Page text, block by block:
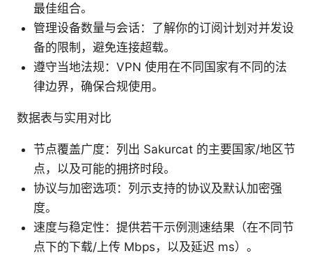
最佳组合。
管理设备数量与会话：了解你的订阅计划对并发设
备的限制，避免连接超载。
遵守当地法规：VPN 使用在不同国家有不同的法
律边界，确保合规使用。
数据表与实用对比
节点覆盖广度：列出 Sakurcat 的主要国家/地区节
点，以及可能的拥挤时段。
协议与加密选项：列示支持的协议及默认加密强
度。
速度与稳定性：提供若干示例测速结果（在不同节
点下的下载/上传 Mbps，以及延迟 ms）。